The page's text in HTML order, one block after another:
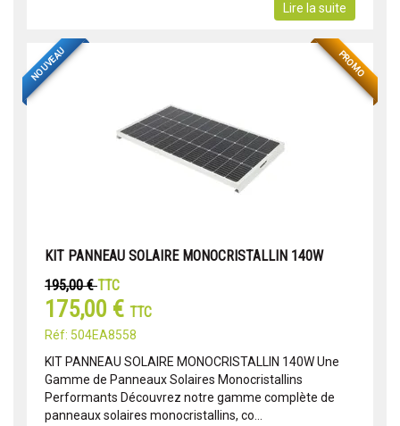
Lire la suite
PROMO
NOUVEAU
KIT PANNEAU SOLAIRE MONOCRISTALLIN 140W
195,00 €TTC
175,00 € TTC
Réf: 504EA8558
KIT PANNEAU SOLAIRE MONOCRISTALLIN 140W Une
Gamme de Panneaux Solaires Monocristallins
Performants Découvrez notre gamme complète de
panneaux solaires monocristallins, co...